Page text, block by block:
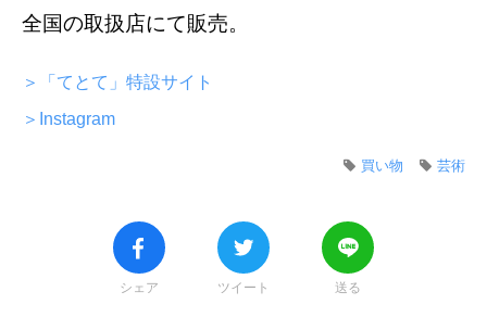
全国の取扱店にて販売。
＞「てとて」特設サイト
＞Instagram
芸術
買い物
シェア ツイート 送る